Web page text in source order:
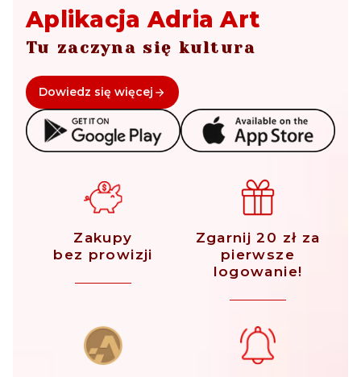
Aplikacja Adria Art
Tu zaczyna się kultura
Dowiedz się więcej
Zakupy
bez prowizji
Zgarnij 20 zł za
pierwsze
logowanie!